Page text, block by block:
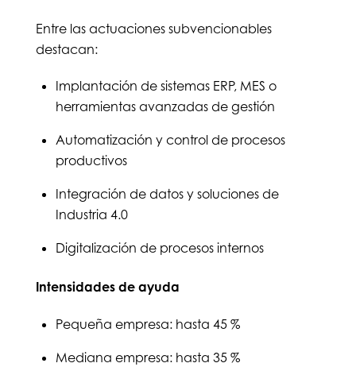
Entre las actuaciones subvencionables
destacan:
Implantación de sistemas ERP, MES o
herramientas avanzadas de gestión
Automatización y control de procesos
productivos
Integración de datos y soluciones de
Industria 4.0
Digitalización de procesos internos
Intensidades de ayuda
Pequeña empresa: hasta 45 %
Mediana empresa: hasta 35 %